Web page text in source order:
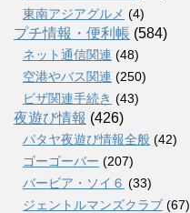
東南アジアグルメ (4)
プチ情報・便利帳 (584)
ネット通信関連 (48)
空港やバス関連 (250)
ビザ関連手続き (43)
夜遊び情報 (426)
パタヤ夜遊び情報全般 (42)
ゴーゴーバー (207)
バービア・ソイ６ (33)
ジェントルマンズクラブ (67)